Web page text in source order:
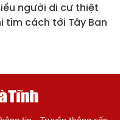
người di cư thiệt
tìm cách tới Tây Ban